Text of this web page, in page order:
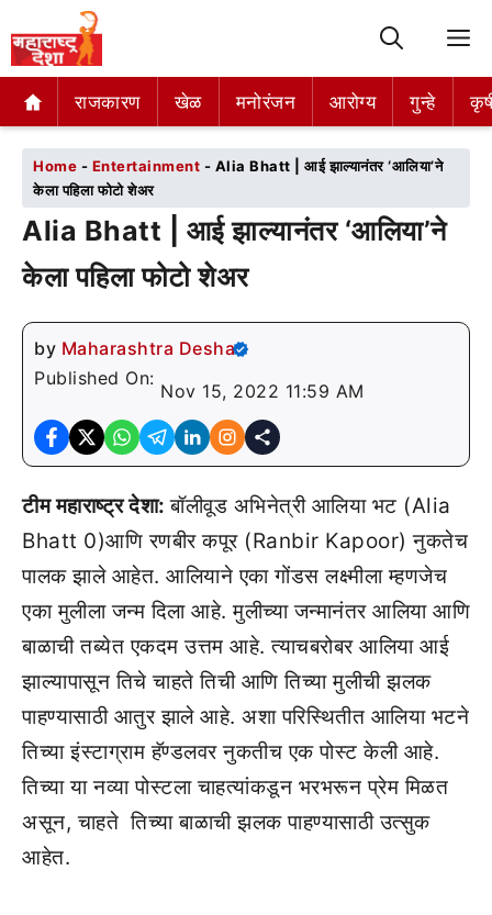
राजकारण खेळ मनोरंजन आरोग्य गुन्हे
राजकारण खेळ मनोरंजन आरोग्य गुन्हे
Home - Entertainment - Alia Bhatt | आई झाल्यानंतर ‘आलिया’ने
केला पहिला फोटो शेअर
Alia Bhatt | आई झाल्यानंतर ‘आलिया’ने
केला पहिला फोटो शेअर
by Maharashtra Desha
Published On:
Nov 15, 2022 11:59 AM
टीम महाराष्ट्र देशा:बॉलीवूड अभिनेत्री आलिया भट (Alia
Bhatt 0)आणि रणबीर कपूर (Ranbir Kapoor) नुकतेच
पालक झाले आहेत. आलियाने एका गोंडस लक्ष्मीला म्हणजेच
एका मुलीला जन्म दिला आहे. मुलीच्या जन्मानंतर आलिया आणि
बाळाची तब्येत एकदम उत्तम आहे. त्याचबरोबर आलिया आई
झाल्यापासून तिचे चाहते तिची आणि तिच्या मुलीची झलक
पाहण्यासाठी आतुर झाले आहे. अशा परिस्थितीत आलिया भटने
तिच्या इंस्टाग्राम हॅण्डलवर नुकतीच एक पोस्ट केली आहे.
तिच्या या नव्या पोस्टला चाहत्यांकडून भरभरून प्रेम मिळत
असून, चाहते तिच्या बाळाची झलक पाहण्यासाठी उत्सुक
आहेत.